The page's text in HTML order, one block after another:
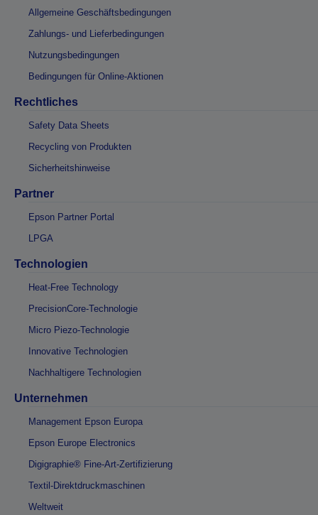
Allgemeine Geschäftsbedingungen
Zahlungs- und Lieferbedingungen
Nutzungsbedingungen
Bedingungen für Online-Aktionen
Rechtliches
Safety Data Sheets
Recycling von Produkten
Sicherheitshinweise
Partner
Epson Partner Portal
LPGA
Technologien
Heat-Free Technology
PrecisionCore-Technologie
Micro Piezo-Technologie
Innovative Technologien
Nachhaltigere Technologien
Unternehmen
Management Epson Europa
Epson Europe Electronics
Digigraphie® Fine-Art-Zertifizierung
Textil-Direktdruckmaschinen
Weltweit